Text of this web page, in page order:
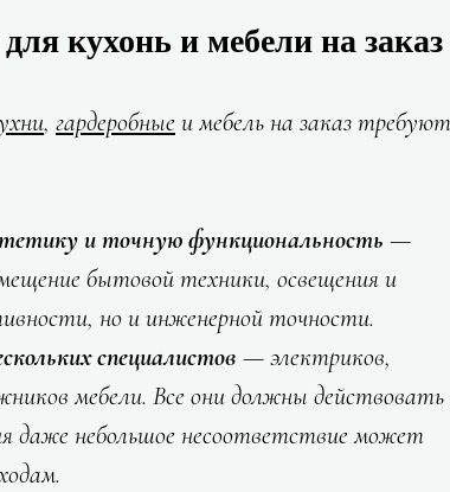
кухонь и мебели на заказ
, гардеробные и мебель на заказ требуют
и точную функциональность —
бытовой техники, освещения и
но и инженерной точности.
специалистов — электриков,
мебели. Все они должны действовать
даже небольшое несоответствие может